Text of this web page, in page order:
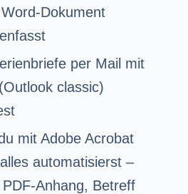
Dokument
per Mail mit
classic)
mit Adobe Acrobat
automatisierst –
PDF-Anhang, Betreff